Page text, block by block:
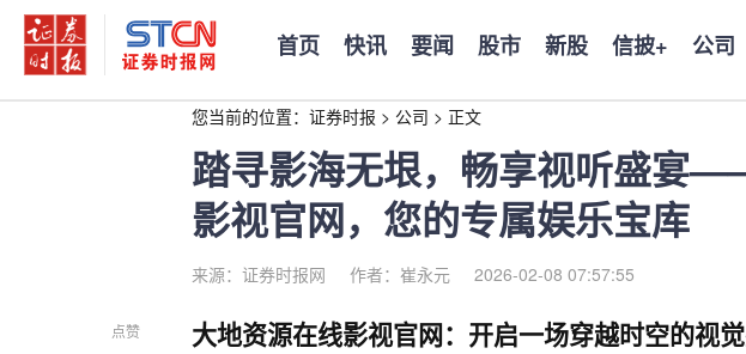
首页 快讯 要闻 股市 新股 信披+ 公司
您当前的位置： 证券时报 > 公司 > 正文
踏寻影海无垠，畅享视听盛宴
影视官网，您的专属娱乐宝库
来源：证券时报网 作者：崔永元 2026-02-08 07:57:55
点赞 大地资源在线影视官网：开启一场穿越时空的视